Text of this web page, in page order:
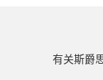
有关斯爵